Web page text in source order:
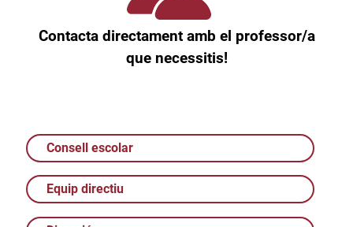
Contacta directament amb el professor/a
que necessitis!
Consell escolar
Equip directiu